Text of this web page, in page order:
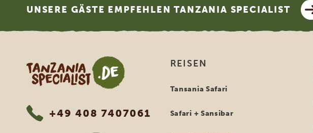
UNSERE GÄSTE EMPFEHLEN TANZANIA SPECIALIST
Tanzania Specialist
+49 408 7407061
REISEN
Tansania Safari
Safari + Sansibar